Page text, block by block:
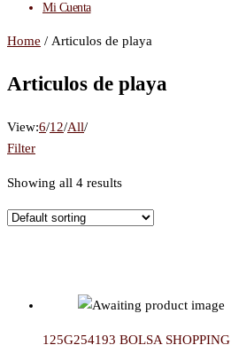
Mi Cuenta
Home / Articulos de playa
Articulos de playa
View:6/12/All/
Filter
Showing all 4 results
125G254193 BOLSA SHOPPING